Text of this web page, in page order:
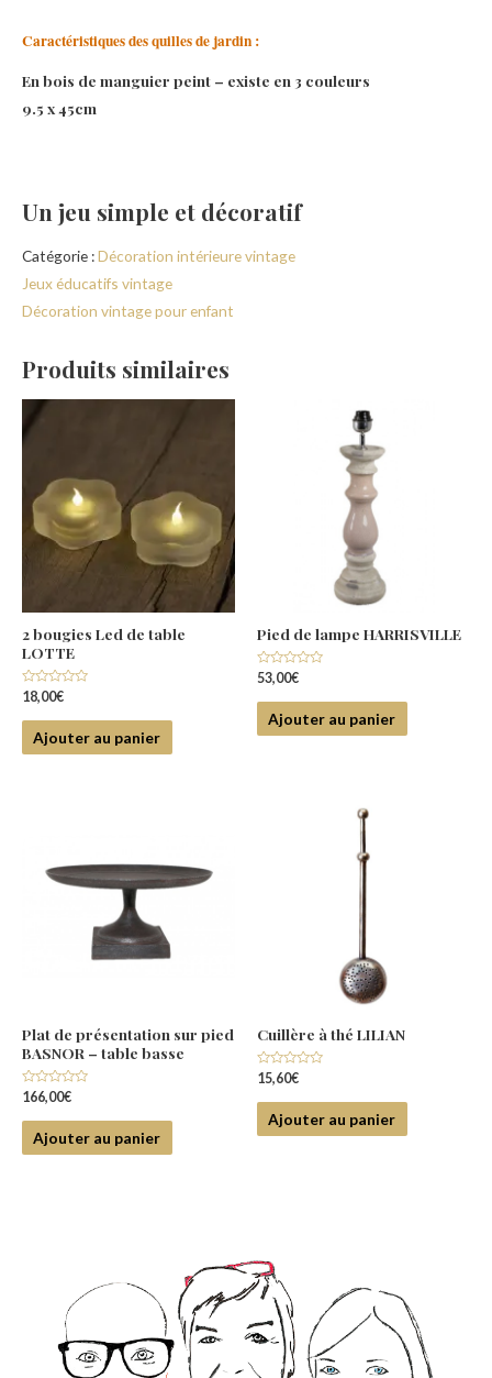
Caractéristiques des quilles de jardin :
En bois de manguier peint – existe en 3 couleurs
9.5 x 45cm
Un jeu simple et décoratif
Catégorie :Décoration intérieure vintage
Jeux éducatifs vintage
Décoration vintage pour enfant
Produits similaires
2 bougies Led de table
LOTTE
Note
sur
18,00€
Ajouter au panier
Pied de lampe HARRISVILLE
Note
sur
53,00€
Ajouter au panier
Plat de présentation sur pied
BASNOR – table basse
Note
sur
166,00€
Ajouter au panier
Cuillère à thé LILIAN
Note
sur
15,60€
Ajouter au panier